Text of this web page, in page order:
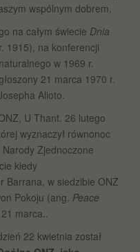
wspólnym dobrem.
na całym świecie Dnia
1915), na konferencji
w 1969 r.
21 marca 1970 r.
Alioto.
U Thant. 26 lutego
wyznaczył równonoc
Zjednoczone
kiedy
Barrana, w siedzibie ONZ
Pokoju (ang. Peace
marca..
22 kwietnia został